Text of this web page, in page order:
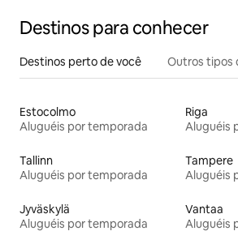
Destinos para conhecer
Destinos perto de você Outros tipos
Estocolmo
Aluguéis por temporada
Riga
Aluguéis
Tallinn
Aluguéis por temporada
Tampere
Aluguéis
Jyväskylä
Aluguéis por temporada
Vantaa
Aluguéis